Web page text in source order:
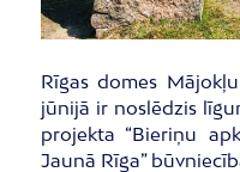
Rīgas domes
jūnijā ir noslēdzis
projekta “Bieriņu
Jaunā Rīga”